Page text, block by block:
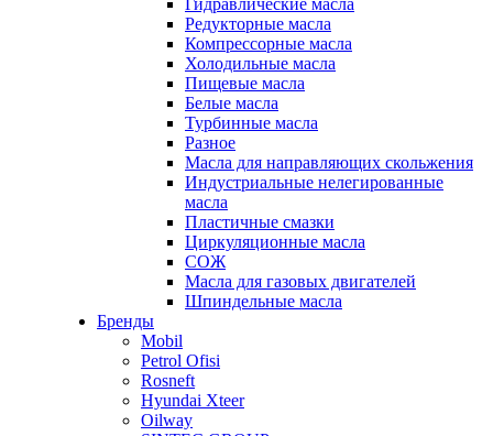
Гидравлические масла
Редукторные масла
Компрессорные масла
Холодильные масла
Пищевые масла
Белые масла
Турбинные масла
Разное
Масла для направляющих скольжения
Индустриальные нелегированные
масла
Пластичные смазки
Циркуляционные масла
СОЖ
Масла для газовых двигателей
Шпиндельные масла
Бренды
Mobil
Petrol Ofisi
Rosneft
Hyundai Xteer
Oilway